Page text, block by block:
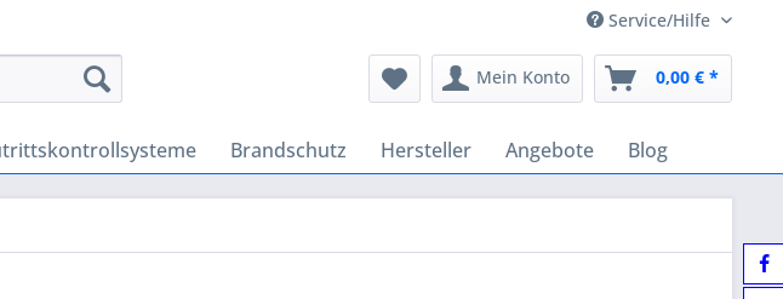
Service/Hilfe
Mein Konto 0,00 € *
Brandschutz Hersteller Angebote Blog